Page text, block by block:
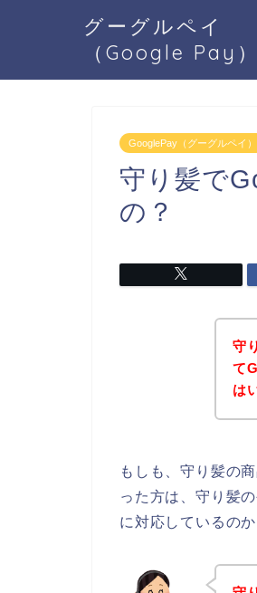
グーグルペイ
（Google Pay）
GooglePay（グーグルペイ）
守り髪で
の？
守
て
は
もしも、守り髪の
った方は、守り髪
に対応しているの